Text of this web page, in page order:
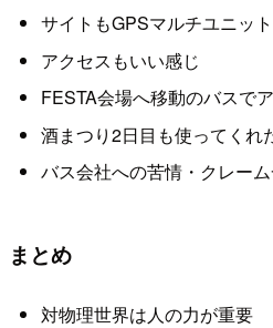
サイトもGPSマルチユニッ
アクセスもいい感じ
FESTA会場へ移動のバスで
酒まつり2日目も使ってくれ
バス会社への苦情・クレー
まとめ
対物理世界は人の力が重要